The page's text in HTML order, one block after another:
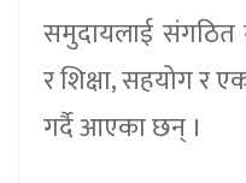
समुदायलाई संगठित
र शिक्षा, सहयोग र
गर्दै आएका छन् ।